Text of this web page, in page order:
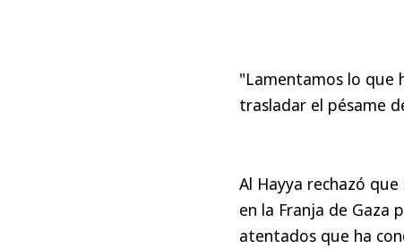
"Lamentamos lo que
trasladar el pésame
Al Hayya rechazó
en la Franja de Gaza
atentados que ha